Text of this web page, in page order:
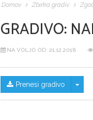
Domov Zbirka gradiv
GRADIVO:
NA VOLJO OD: 21.12.2018
Prenesi gradivo